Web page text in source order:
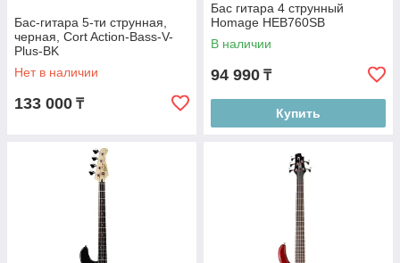
Бас-гитара 5-ти струнная,
черная, Cort Action-Bass-V-
Plus-BK
Нет в наличии
133 000 ₸
Бас гитара 4 струнный
Homage HEB760SB
В наличии
94 990 ₸
Купить